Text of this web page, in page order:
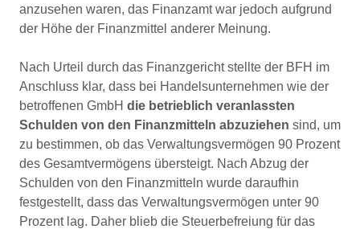
anzusehen waren, das Finanzamt war jedoch aufgrund
der Höhe der Finanzmittel anderer Meinung.
Nach Urteil durch das Finanzgericht stellte der BFH im
Anschluss klar, dass bei Handelsunternehmen wie der
betroffenen GmbH die betrieblich veranlassten
Schulden von den Finanzmitteln abzuziehen sind, um
zu bestimmen, ob das Verwaltungsvermögen 90 Prozent
des Gesamtvermögens übersteigt. Nach Abzug der
Schulden von den Finanzmitteln wurde daraufhin
festgestellt, dass das Verwaltungsvermögen unter 90
Prozent lag. Daher blieb die Steuerbefreiung für das